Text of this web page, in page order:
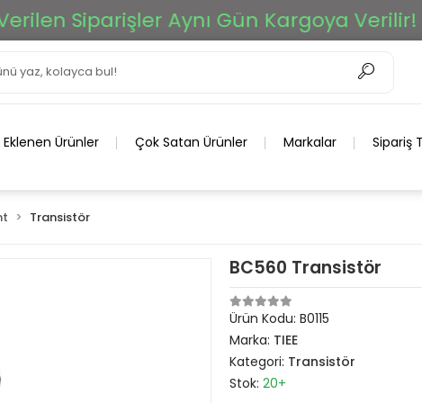
Siparişler Aynı Gün Kargoya Verilir!
Ürünler Çok Satan Ürünler Markalar Sipariş
Transistör
BC560 Transistör
Ürün Kodu: B0115
Marka: TIEE
Kategori: Transistör
Stok: 20+